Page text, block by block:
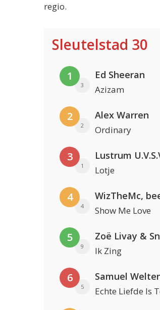
regio.
Sleutelstad 30
1
3
Ed Sheeran
Azizam
2
2
Alex Warren
Ordinary
3
1 Lotje
4
4
WizTheMc,
Show Me Love
5
9
Zoë Livay &
Ik Zing
6
5
Samuel
Echte Liefde Is